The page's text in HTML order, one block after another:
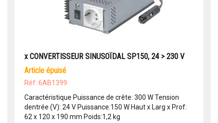
x CONVERTISSEUR SINUSOÏDAL SP150, 24 > 230 V
article épuisé
Réf: 6AB1399
Caractéristique Puissance de crête: 300 W Tension
dentrée (V): 24 V Puissance:150 W Haut x Larg x Prof:
62 x 120 x 190 mm Poids:1,2 kg